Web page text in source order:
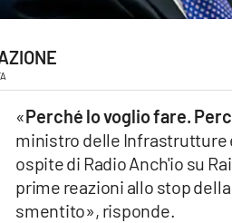
«Perché lo voglio fare.
ministro delle Infrastrutture
ospite di Radio Anch'io su
prime reazioni allo stop
smentito», risponde.